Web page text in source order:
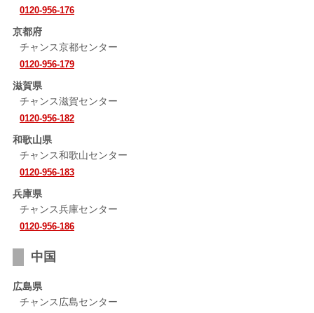
0120-956-176
京都府
チャンス京都センター
0120-956-179
滋賀県
チャンス滋賀センター
0120-956-182
和歌山県
チャンス和歌山センター
0120-956-183
兵庫県
チャンス兵庫センター
0120-956-186
中国
広島県
チャンス広島センター